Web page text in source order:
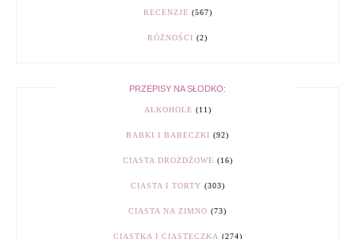
RECENZJE (567)
RÓŻNOŚCI (2)
PRZEPISY NA SŁODKO:
ALKOHOLE (11)
BABKI I BABECZKI (92)
CIASTA DROŻDŻOWE (16)
CIASTA I TORTY (303)
CIASTA NA ZIMNO (73)
CIASTKA I CIASTECZKA (274)